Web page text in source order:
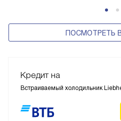
ПОСМОТРЕТЬ
Кредит на
Встраиваемый холодильник